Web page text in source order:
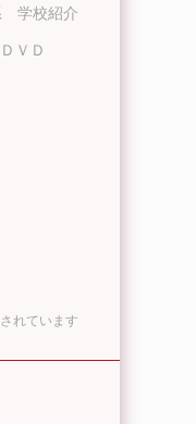
学校紹介
ＶＤ
れています